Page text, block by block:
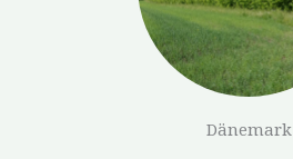
Dänemark